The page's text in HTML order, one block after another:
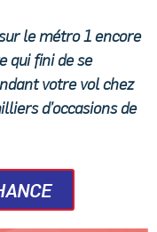
le métro 1 encore
qui fini de se
votre vol chez
d’occasions de